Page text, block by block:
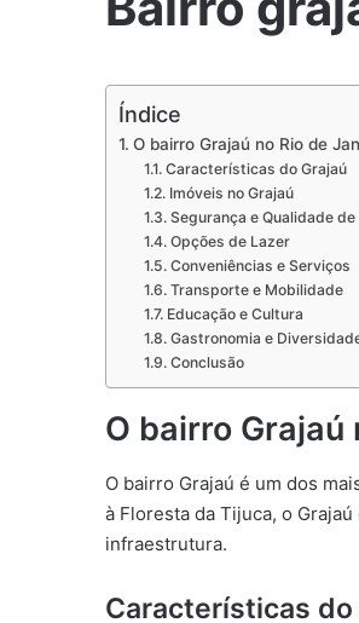
Índice
O bairro Grajaú no Rio de
Características do Grajaú
Imóveis no Grajaú
Segurança e Qualidade de
Opções de Lazer
Conveniências e Serviços
Transporte e Mobilidade
Educação e Cultura
Gastronomia e
Conclusão
O bairro Grajaú
O bairro Grajaú é um dos
à Floresta da Tijuca, o
infraestrutura.
Características do